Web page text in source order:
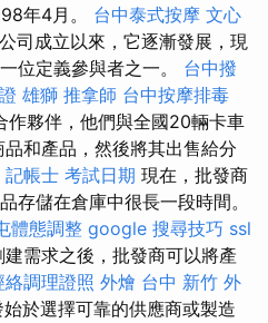
年4月。 台中泰式按摩 文心
司成立以來，它逐漸發展，現
位定義參與者之一。 台中撥
雄獅 推拿師 台中按摩排毒
夥伴，他們與全國20輛卡車
和產品，然後將其出售給分
記帳士 考試日期 現在，批發商
存儲在倉庫中很長一段時間。
體態調整 google 搜尋技巧 ssl
需求之後，批發商可以將產
絡調理證照 外燴 台中 新竹 外
始於選擇可靠的供應商或製造